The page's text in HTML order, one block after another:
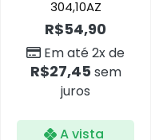
304,10AZ
R$54,90
Em até 2x de
R$27,45 sem
juros
A vista